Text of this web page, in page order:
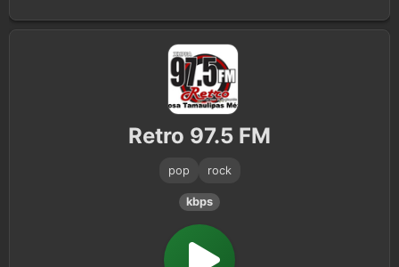
Retro 97.5 FM
pop rock
kbps